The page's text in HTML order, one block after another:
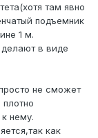
там явно
подъемник
1 м.
в виде
не сможет
нему.
как